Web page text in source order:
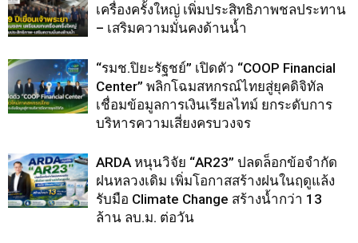
เครื่องครั้งใหญ่ เพิ่มประสิทธิภาพชลประทาน
– เสริมความมั่นคงด้านน้ำ
“รมช.ปิยะรัฐชย์” เปิดตัว “COOP Financial
Center” พลิกโฉมสหกรณ์ไทยสู่ยุคดิจิทัล
เชื่อมข้อมูลการเงินเรียลไทม์ ยกระดับการ
บริหารความเสี่ยงครบวงจร
ARDA หนุนวิจัย “AR23” ปลดล็อกข้อจำกัด
ฝนหลวงเดิม เพิ่มโอกาสสร้างฝนในฤดูแล้ง
รับมือ Climate Change สร้างน้ำกว่า 13
ล้าน ลบ.ม. ต่อวัน